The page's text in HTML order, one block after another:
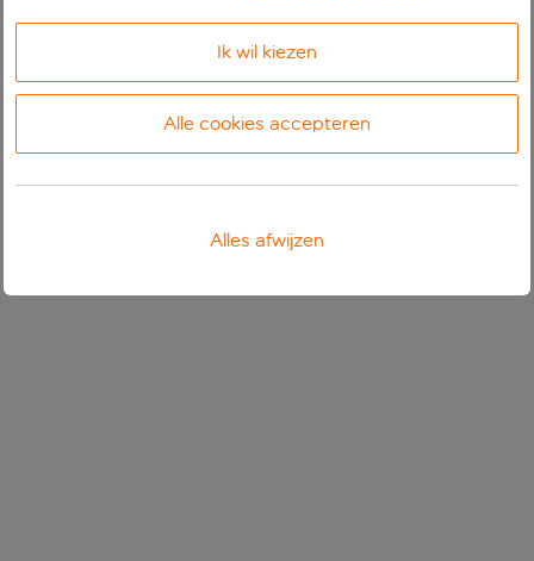
Ik wil kiezen
Alle cookies accepteren
Alles afwijzen